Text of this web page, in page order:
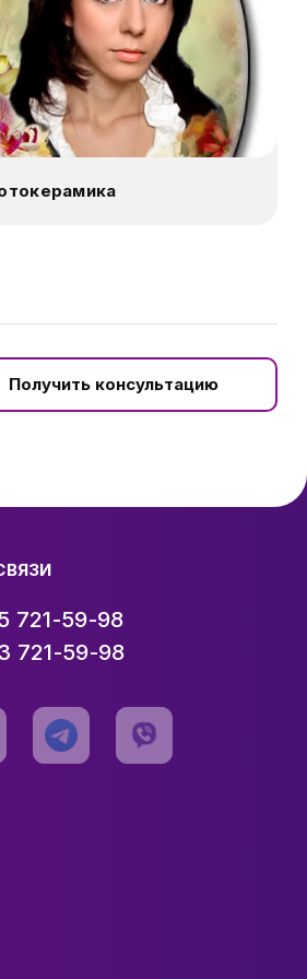
Получить консультацию
721-59-98
721-59-98